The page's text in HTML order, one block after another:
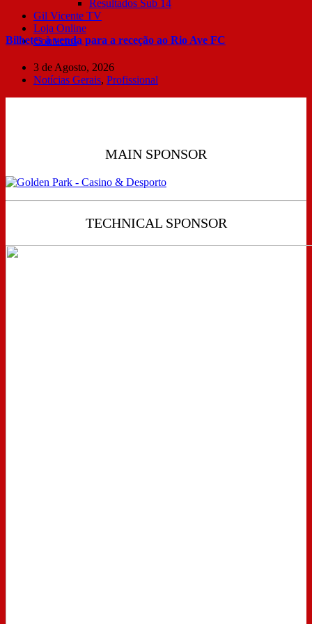
Resultados Sub 14
Gil Vicente TV
Loja Online
Contactos
Bilhetes à venda para a receção ao Rio Ave FC
3 de Agosto, 2026
Notícias Gerais, Profissional
MAIN SPONSOR
TECHNICAL SPONSOR